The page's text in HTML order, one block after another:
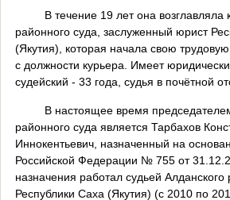
В течение 19 лет она возглавляла
районного суда, заслуженный юрист
(Якутия), которая начала свою
с должности курьера. Имеет
судейский - 33 года, судья в почётной
В настоящее время
районного суда является Тарбахов
Иннокентьевич, назначенный на
Российской Федерации № 755 от
назначения работал судьей Алданского
Республики Саха (Якутия) (с 2010 по